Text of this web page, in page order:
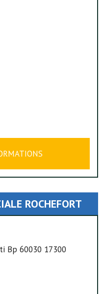
ROCHEFORT
Bp 60030 17300